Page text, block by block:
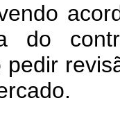
do
pedir